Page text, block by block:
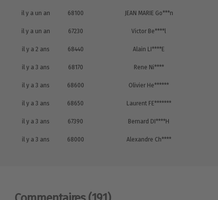
il y a un an 68100 JEAN MARIE Go***n
il y a un an 67230 Victor Be****l
il y a 2 ans 68440 Alain LI****E
il y a 3 ans 68170 Rene Ni****
il y a 3 ans 68600 Olivier He******
il y a 3 ans 68650 Laurent FE*******
il y a 3 ans 67390 Bernard DI****H
il y a 3 ans 68000 Alexandre Ch****